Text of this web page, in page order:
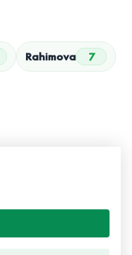
Rahimova 7